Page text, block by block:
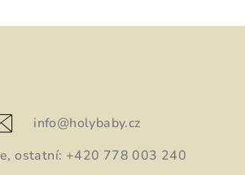
info@holybaby.cz
ostatní: +420 778 003 240